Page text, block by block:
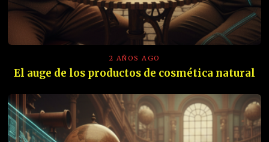
2 AÑOS AGO
El auge de los productos de cosmética natural